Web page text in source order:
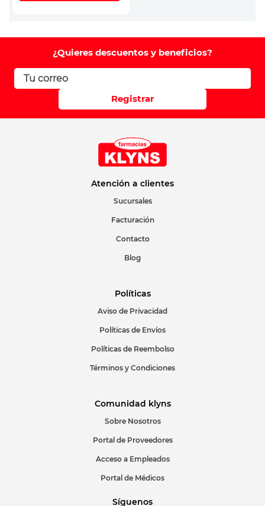
¿Quieres descuentos y beneficios?
Registrar
Atención a clientes
Sucursales
Facturación
Contacto
Blog
Políticas
Aviso de Privacidad
Políticas de Envíos
Políticas de Reembolso
Términos y Condiciones
Comunidad klyns
Sobre Nosotros
Portal de Proveedores
Acceso a Empleados
Portal de Médicos
Síguenos